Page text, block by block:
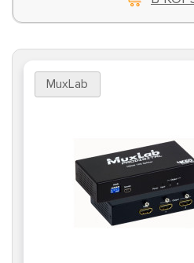
MuxLab